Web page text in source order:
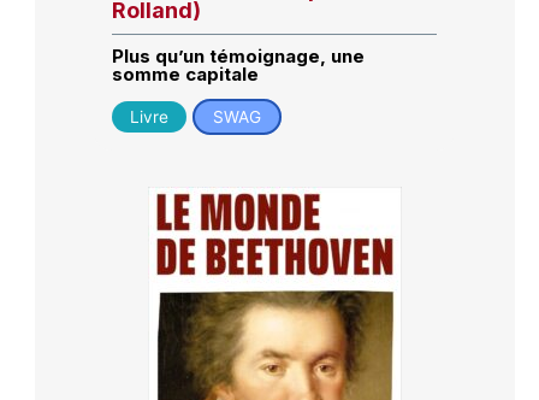
Rolland)
Plus qu’un témoignage, une
somme capitale
Livre SWAG